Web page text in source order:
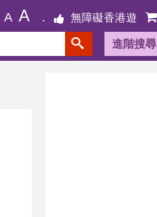
A A 無障礙香港遊
進階搜尋